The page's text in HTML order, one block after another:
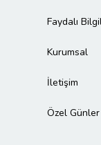
Faydalı
Kurumsal
İletişim
Özel Günler